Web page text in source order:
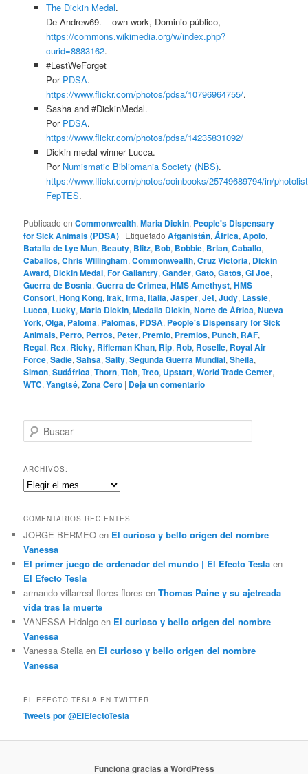
The Dickin Medal.
De Andrew69. – own work, Dominio público,
https://commons.wikimedia.org/w/index.php?
curid=8883162.
#LestWeForget
Por PDSA.
https://www.flickr.com/photos/pdsa/10796964755/.
Sasha and #DickinMedal.
Por PDSA.
https://www.flickr.com/photos/pdsa/14235831092/
Dickin medal winner Lucca.
Por Numismatic Bibliomania Society (NBS).
https://www.flickr.com/photos/coinbooks/25749689794/in/
FepTES.
Publicado en Commonwealth,Maria Dickin, People's Dispensary
for Sick Animals (PDSA) | Etiquetado Afganistán,África,Apolo,
Batalla de Lye Mun, Beauty, Blitz, Bob, Bobbie, Brian,Caballo,
Caballos,Chris Willingham,Commonwealth,Cruz Victoria, Dickin
Award, Dickin Medal,For Gallantry,Gander,Gato,Gatos,GI Joe,
Guerra de Bosnia,Guerra de Crimea,HMS Amethyst,HMS
Consort,Hong Kong,Irak,Irma,Italia,Jasper,Jet,Judy, Lassie,
Lucca, Lucky,Maria Dickin,Medalla Dickin,Norte de África,Nueva
York,Olga, Paloma, Palomas, PDSA, People's Dispensary for Sick
Animals, Perro, Perros, Peter, Premio, Premios, Punch, RAF,
Regal, Rex, Ricky, Rifleman Khan, Rip, Rob, Roselle, Royal Air
Force,Sadie,Sahsa,Salty,Segunda Guerra Mundial,Sheila,
Simon,Sudáfrica,Thorn,Tich,Treo, Upstart,World Trade Center,
WTC,Yangtsé,Zona Cero | Deja un comentario
u
c
a
r
ARCHIVOS:
Archivos:
COMENTARIOS RECIENTES
JORGE BERMEO en El curioso y bello origen del nombre
Vanessa
El primer juego de ordenador del mundo | El Efecto Tesla en
El Efecto Tesla
armando villarreal flores flores enThomas Paine y su ajetreada
vida tras la muerte
VANESSA Hidalgo en El curioso y bello origen del nombre
Vanessa
Vanessa Stella en El curioso y bello origen del nombre
Vanessa
EL EFECTO TESLA EN TWITTER
Tweets por @ElEfectoTesla
Funciona gracias a WordPress